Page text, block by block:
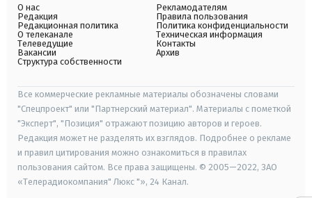
О нас
Редакция
Редакционная политика
О телеканале
Телеведущие
Вакансии
Структура собственности
Рекламодателям
Правила пользования
Политика конфиденциальности
Техническая информация
Контакты
Архив
Все коммерческие рекламные материалы обозначены словами
"Спецпроект" или "Партнерский материал". Материалы с пометкой
"Эксперт", "Позиция" отражают позицию авторов и героев.
Редакция может не разделять их взглядов. Подробнее о рекламе
и правил цитирования можно ознакомиться в правилах
пользования сайтом. Все права защищены. © 2005—2022, ЗАО
«Телерадиокомпания" Люкс "», 24 Канал.